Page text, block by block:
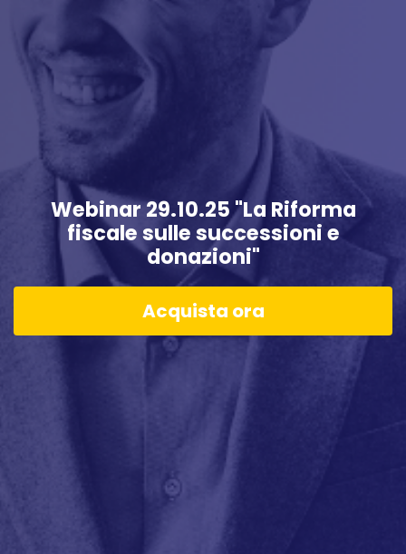
Webinar 29.10.25 "La Riforma
fiscale sulle successioni e
donazioni"
Acquista ora